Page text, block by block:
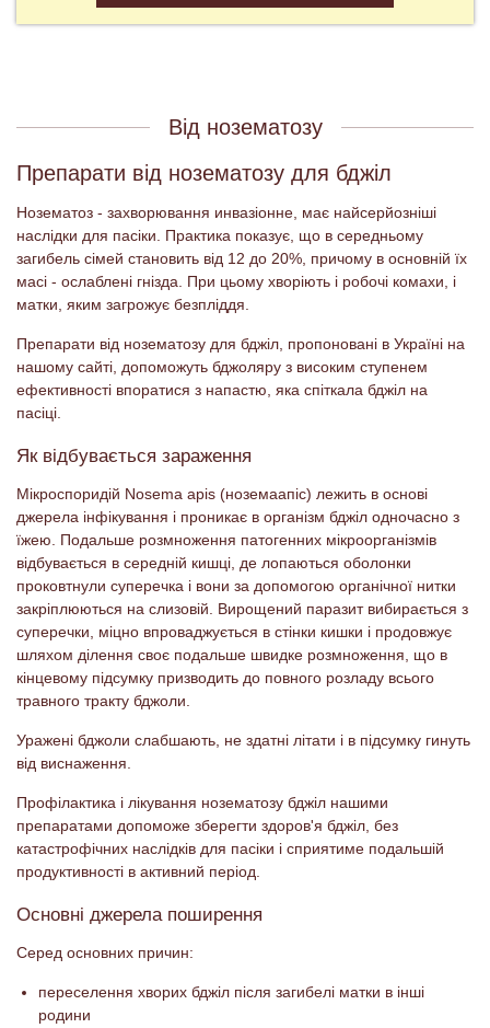
Від нозематозу
Препарати від нозематозу для бджіл
Нозематоз - захворювання инвазіонне, має найсерйозніші
наслідки для пасіки. Практика показує, що в середньому
загибель сімей становить від 12 до 20%, причому в основній їх
масі - ослаблені гнізда. При цьому хворіють і робочі комахи, і
матки, яким загрожує безпліддя.
Препарати від нозематозу для бджіл, пропоновані в Україні на
нашому сайті, допоможуть бджоляру з високим ступенем
ефективності впоратися з напастю, яка спіткала бджіл на
пасіці.
Як відбувається зараження
Мікроспоридій Nosema apis (ноземаапіс) лежить в основі
джерела інфікування і проникає в організм бджіл одночасно з
їжею. Подальше розмноження патогенних мікроорганізмів
відбувається в середній кишці, де лопаються оболонки
проковтнули суперечка і вони за допомогою органічної нитки
закріплюються на слизовій. Вирощений паразит вибирається з
суперечки, міцно впроваджується в стінки кишки і продовжує
шляхом ділення своє подальше швидке розмноження, що в
кінцевому підсумку призводить до повного розладу всього
травного тракту бджоли.
Уражені бджоли слабшають, не здатні літати і в підсумку гинуть
від виснаження.
Профілактика і лікування нозематозу бджіл нашими
препаратами допоможе зберегти здоров'я бджіл, без
катастрофічних наслідків для пасіки і сприятиме подальшій
продуктивності в активний період.
Основні джерела поширення
Серед основних причин:
переселення хворих бджіл після загибелі матки в інші
родини